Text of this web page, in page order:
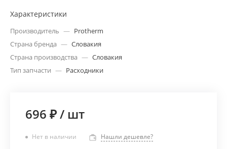
Характеристики
Производитель — Protherm
Страна бренда — Словакия
Страна производства — Словакия
Тип запчасти — Расходники
696 ₽/ шт
Нет в наличии Нашли дешевле?